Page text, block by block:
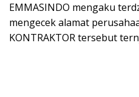
EMMASINDO mengaku
mengecek alamat
KONTRAKTOR tersebut